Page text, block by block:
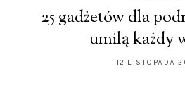
25 gadżetów dla
umilą każdy
12 LISTOPADA